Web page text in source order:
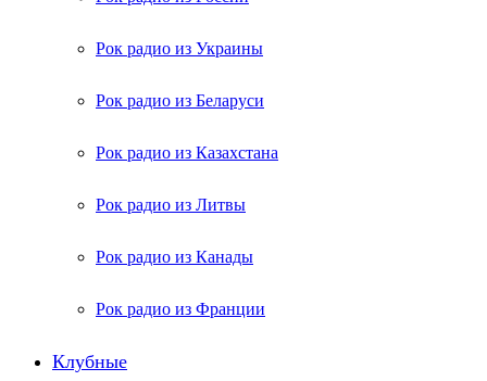
Рок радио из Украины
Рок радио из Беларуси
Рок радио из Казахстана
Рок радио из Литвы
Рок радио из Канады
Рок радио из Франции
Клубные